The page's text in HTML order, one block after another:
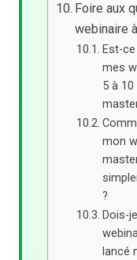
Foire aux
webinaire
Est-
mes
5 à
mon
?
Dois-
lancé